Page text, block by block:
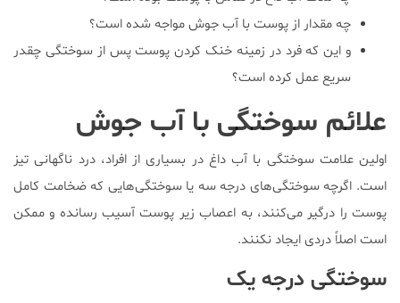
چه مقدار از پوست با آب جوش مواجه شده است؟
و این که فرد در زمینه خنک کردن پوست پس از سوختگی چقدر
سریع عمل کرده است؟
علائم سوختگی با آب جوش
اولین علامت سوختگی با آب داغ در بسیاری از افراد، درد ناگهانی تیز
است. اگرچه سوختگی‌های درجه سه یا سوختگی‌هایی که ضخامت کامل
پوست را درگیر می‌کنند، به اعصاب زیر پوست آسیب رسانده و ممکن
است اصلاً دردی ایجاد نکنند.
سوختگی درجه یک